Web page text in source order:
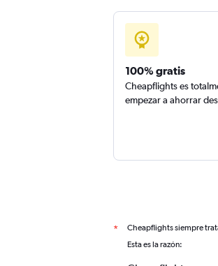
100% gratis
Cheapflights es
empezar a ahorrar
* Cheapflights siempre
Esta es la razón: